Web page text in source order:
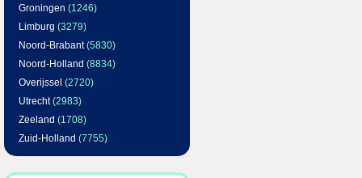
Groningen (1246)
Limburg (3279)
Noord-Brabant(5830)
Noord-Holland (8834)
Overijssel (2720)
Utrecht(2983)
Zeeland (1708)
Zuid-Holland (7755)